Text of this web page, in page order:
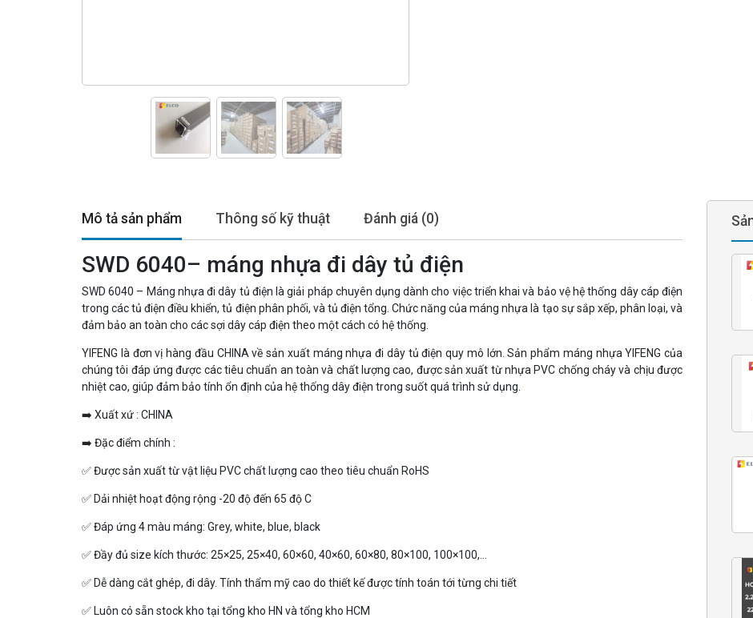
Mô tả sản phẩm Thông số kỹ thuật Đánh giá (0)
SWD 6040– máng nhựa đi dây tủ điện
SWD 6040 – Máng nhựa đi dây tủ điện là giải pháp chuyên dụng dành cho việc triển khai và bảo vệ hệ thống dây cáp điện
trong các tủ điện điều khiển, tủ điện phân phối, và tủ điện tổng. Chức năng của máng nhựa là tạo sự sắp xếp, phân loại, và
đảm bảo an toàn cho các sợi dây cáp điện theo một cách có hệ thống.
YIFENG là đơn vị hàng đầu CHINA về sản xuất máng nhựa đi dây tủ điện quy mô lớn. Sản phẩm máng nhựa YIFENG của
chúng tôi đáp ứng được các tiêu chuẩn an toàn và chất lượng cao, được sản xuất từ nhựa PVC chống cháy và chịu được
nhiệt cao, giúp đảm bảo tính ổn định của hệ thống dây điện trong suốt quá trình sử dụng.
➡️ Xuất xứ : CHINA
➡️ Đặc điểm chính :
✅️ Được sản xuất từ vật liệu PVC chất lượng cao theo tiêu chuẩn RoHS
✅️ Dải nhiệt hoạt động rộng -20 độ đến 65 độ C
✅️ Đáp ứng 4 màu máng: Grey, white, blue, black
✅️ Đầy đủ size kích thước: 25×25, 25×40, 60×60, 40×60, 60×80, 80×100, 100×100,…
✅ ️Dễ dàng cắt ghép, đi dây. Tính thẩm mỹ cao do thiết kế được tính toán tới từng chi tiết
✅️ Luôn có sẵn stock kho tại tổng kho HN và tổng kho HCM